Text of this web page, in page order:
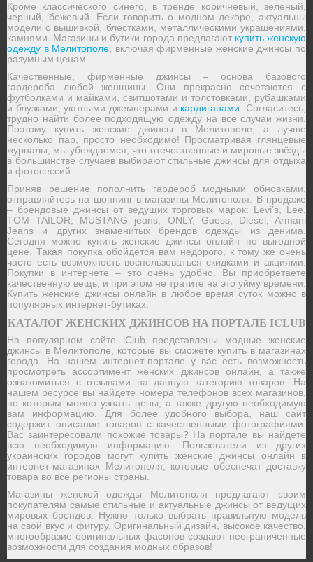
Кроме классического синего, в тренде коричневый, зеленый,
черный, бежевый. Если говорить о модном декоре, актуальны
модели с вышивкой, блестками, металлическими украшениями,
камнями. Магазины и бутики города предлагают купить женскую
одежду в Мелитополе , включая фирменные женские джинсы по
разумным ценам.
Качественные, фирменные джинсы – основа базового
гардероба любой женщины. Они прекрасно сочетаются с
футболками и майками, свитшотами и толстовками, рубашками
и блузками, уютными джемперами и кардиганами . Согласитесь,
трудно найти более подходящую одежду на все случаи жизни.
Поэтому купить женские джинсы в Мелитополе, а лучше
несколько пар, просто необходимо! Просматривая глянцевые
журналы, мы убеждаемся, что отечественные и мировые звёзды
в большинстве случаев выбирают стильные джинсы для отдыха
и фотосессий.
Приняв решение пополнить гардероб модными обновками,
отправляйтесь на шоппинг в магазины Мелитополя. В продаже
– брендовые джинсы от ведущих торговых марок: Levi’s, Lee,
TOM TAILOR, MUSTANG jeans, ONLY, Guess, Diesel, Armani
Jeans и других знаменитых брендов одежды из денима.
Сегодня можно купить женские джинсы онлайн по выгодной
цене. Такая покупка обойдется вам недорого, к тому же очень
часто есть возможность воспользоваться скидками и акциями.
Покупки в интернете – это очень удобно. Вы приобретаете
качественную вещь, и при этом не тратите на это уйму времени.
Купить женские джинсы онлайн в любое время суток можно в
популярных интернет-бутиках.
КАТАЛОГ ЖЕНСКИХ ДЖИНСОВ НА ПОРТАЛЕ ICLUB
На популярном сайте iClub представлены модные женские
джинсы в Мелитополе, которые вы сможете купить в магазинах
города. На нашем интернет-портале у вас есть возможность
просмотреть ассортимент женских джинсов онлайн, а также
ознакомиться с отзывами на данную категорию товаров. На
нашем ресурсе вы найдете номера телефонов всех магазинов,
по которым можно узнать цены, а также другую необходимую
вам информацию. Для более удобного выбора, наш сайт
содержит описание товаров с качественными фотографиями.
Вас заинтересовали похожие товары? На портале вы найдете
всю необходимую информацию. Пользователи из других
украинских городов могут купить женские джинсы онлайн в
интернет-магазинах Мелитополя, которые обеспечат доставку
товара во все регионы страны.
Магазины женской одежды Мелитополя предлагают своим
покупателям самые стильные и актуальные джинсы от ведущих
мировых брендов. Нужно только выбрать правильную модель
на свой вкус и фигуру. Оригинальный дизайн, высокое качество,
многообразие оригинальных фасонов создают неограниченные
возможности для создания модных образов!